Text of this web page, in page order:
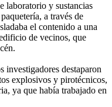
laboratorio y sustancias
a través de
el contenido a una
de vecinos, que
investigadores destaparon
explosivos y pirotécnicos,
ya que había trabajado en